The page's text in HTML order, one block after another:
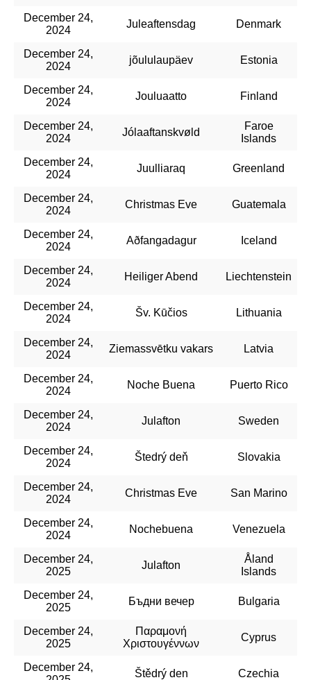
December 24,
2024
Juleaftensdag Denmark
December 24,
2024
jõululaupäev Estonia
December 24,
2024
Jouluaatto Finland
December 24,
2024
Jólaaftanskvøld
Faroe
Islands
December 24,
2024
Juulliaraq Greenland
December 24,
2024
Christmas Eve Guatemala
December 24,
2024
Aðfangadagur Iceland
December 24,
2024
Heiliger Abend Liechtenstein
December 24,
2024
Šv. Kūčios Lithuania
December 24,
2024
Ziemassvētku vakars Latvia
December 24,
2024
Noche Buena Puerto Rico
December 24,
2024
Julafton Sweden
December 24,
2024
Štedrý deň Slovakia
December 24,
2024
Christmas Eve San Marino
December 24,
2024
Nochebuena Venezuela
December 24,
2025
Julafton
Åland
Islands
December 24,
2025
Бъдни вечер Bulgaria
December 24,
2025
Παραμονή
Χριστουγέννων
Cyprus
December 24,
Štědrý den Czechia